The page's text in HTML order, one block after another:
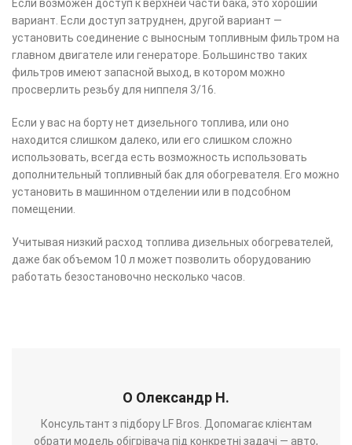
Если возможен доступ к верхней части бака, это хороший
вариант. Если доступ затруднен, другой вариант —
установить соединение с выносным топливным фильтром на
главном двигателе или генераторе. Большинство таких
фильтров имеют запасной выход, в котором можно
просверлить резьбу для ниппеля 3/16.
Если у вас на борту нет дизельного топлива, или оно
находится слишком далеко, или его слишком сложно
использовать, всегда есть возможность использовать
дополнительный топливный бак для обогревателя. Его можно
установить в машинном отделении или в подсобном
помещении.
Учитывая низкий расход топлива дизельных обогревателей,
даже бак объемом 10 л может позволить оборудованию
работать безостановочно несколько часов.
О Олександр Н.
Консультант з підбору LF Bros. Допомагає клієнтам
обрати модель обігрівача під конкретні задачі — авто,